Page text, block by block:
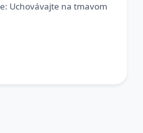
Uchovávajte na tmavom